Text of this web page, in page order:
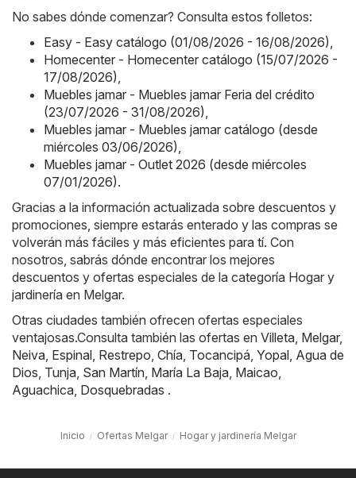
No sabes dónde comenzar? Consulta estos folletos:
Easy - Easy catálogo (01/08/2026 - 16/08/2026)
Homecenter - Homecenter catálogo (15/07/2026 -
17/08/2026)
Muebles jamar - Muebles jamar Feria del crédito
(23/07/2026 - 31/08/2026)
Muebles jamar - Muebles jamar catálogo (desde
miércoles 03/06/2026)
Muebles jamar - Outlet 2026 (desde miércoles
07/01/2026).
Gracias a la información actualizada sobre descuentos y
promociones, siempre estarás enterado y las compras se
volverán más fáciles y más eficientes para tí. Con
nosotros, sabrás dónde encontrar los mejores
descuentos y ofertas especiales de la categoría Hogar y
jardinería en Melgar.
Otras ciudades también ofrecen ofertas especiales
ventajosas.Consulta también las ofertas en Villeta Melgar,
Neiva Espinal Restrepo Chía Tocancipá Yopal Agua de
Dios Tunja San Martín María La Baja Maicao
Aguachica Dosquebradas .
Inicio Ofertas Melgar Hogar y jardinería Melgar